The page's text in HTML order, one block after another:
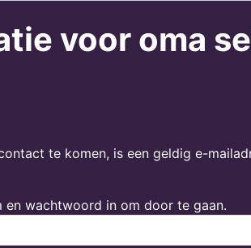
voor oma
te komen, is een geldig e-
en wachtwoord in om door te gaan.